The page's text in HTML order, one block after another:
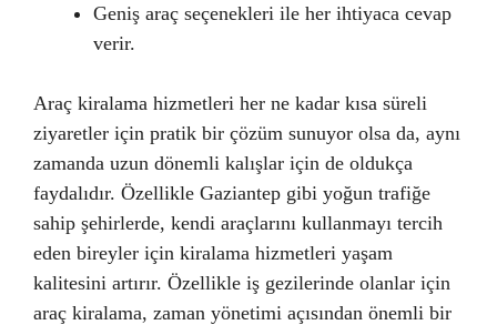
Geniş araç seçenekleri ile her ihtiyaca cevap
verir.
Araç kiralama hizmetleri her ne kadar kısa süreli
ziyaretler için pratik bir çözüm sunuyor olsa da, aynı
zamanda uzun dönemli kalışlar için de oldukça
faydalıdır. Özellikle Gaziantep gibi yoğun trafiğe
sahip şehirlerde, kendi araçlarını kullanmayı tercih
eden bireyler için kiralama hizmetleri yaşam
kalitesini artırır. Özellikle iş gezilerinde olanlar için
araç kiralama, zaman yönetimi açısından önemli bir